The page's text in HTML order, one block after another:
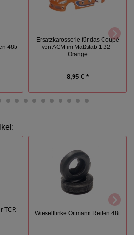
48b
Ersatzkarosserie für das Coupé
von AGM im Maßstab 1:32 -
Orange
8,95 € *
TCR
Wieselflinke Ortmann Reifen 48r